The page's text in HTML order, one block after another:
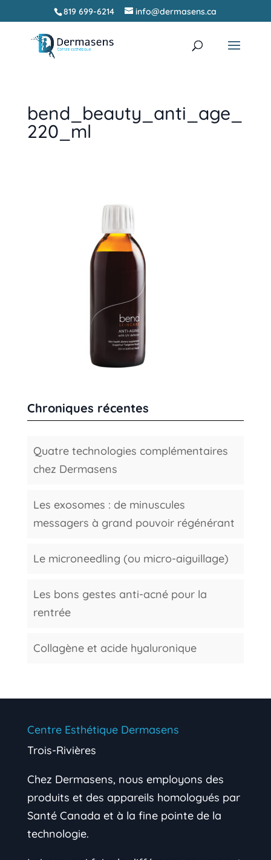
819 699-6214 info@dermasens.ca
bend_beauty_anti_age_
220_ml
Chroniques récentes
Quatre technologies complémentaires
chez Dermasens
Les exosomes : de minuscules
messagers à grand pouvoir régénérant
Le microneedling (ou micro-aiguillage)
Les bons gestes anti-acné pour la
rentrée
Collagène et acide hyaluronique
Centre Esthétique Dermasens
Trois-Rivières
Chez Dermasens, nous employons des
produits et des appareils homologués par
Santé Canada et à la fine pointe de la
technologie.